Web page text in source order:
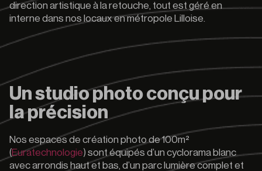
direction artistique à la retouche, tout est géré en
interne dans nos locaux en métropole Lilloise.
Un studio photo conçu pour
la précision
Nos espaces de création photo de 100m²
(Euratechnologie) sont équipés d’un cyclorama blanc
avec arrondis haut et bas, d’un parc lumière complet et